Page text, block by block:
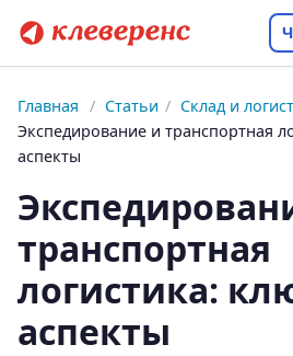
Главная / Статьи / Склад и
Экспедирование и транспортная
аспекты
транспортная
логистика:
аспекты